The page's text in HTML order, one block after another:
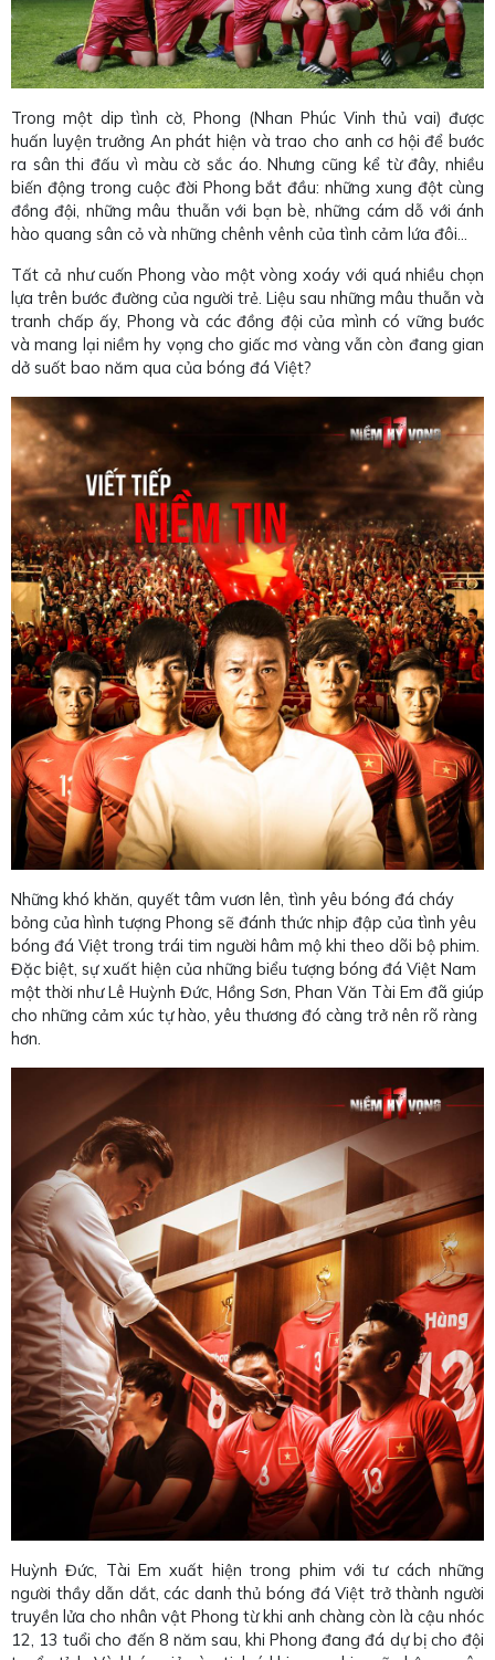
Trong một dip tình cờ, Phong (Nhan Phúc Vinh thủ vai) được
huấn luyện trưởng An phát hiện và trao cho anh cơ hội để bước
ra sân thi đấu vì màu cờ sắc áo. Nhưng cũng kể từ đây, nhiều
biến động trong cuộc đời Phong bắt đầu: những xung đột cùng
đồng đội, những mâu thuẫn với bạn bè, những cám dỗ với ánh
hào quang sân cỏ và những chênh vênh của tình cảm lứa đôi…
Tất cả như cuốn Phong vào một vòng xoáy với quá nhiều chọn
lựa trên bước đường của người trẻ. Liệu sau những mâu thuẫn và
tranh chấp ấy, Phong và các đồng đội của mình có vững bước
và mang lại niềm hy vọng cho giấc mơ vàng vẫn còn đang gian
dở suốt bao năm qua của bóng đá Việt?
Những khó khăn, quyết tâm vươn lên, tình yêu bóng đá cháy
bỏng của hình tượng Phong sẽ đánh thức nhịp đập của tình yêu
bóng đá Việt trong trái tim người hâm mộ khi theo dõi bộ phim.
Đặc biệt, sự xuất hiện của những biểu tượng bóng đá Việt Nam
một thời như Lê Huỳnh Đức, Hồng Sơn, Phan Văn Tài Em đã giúp
cho những cảm xúc tự hào, yêu thương đó càng trở nên rõ ràng
hơn.
Huỳnh Đức, Tài Em xuất hiện trong phim với tư cách những
người thầy dẫn dắt, các danh thủ bóng đá Việt trở thành người
truyền lửa cho nhân vật Phong từ khi anh chàng còn là cậu nhóc
12, 13 tuổi cho đến 8 năm sau, khi Phong đang đá dự bị cho đội